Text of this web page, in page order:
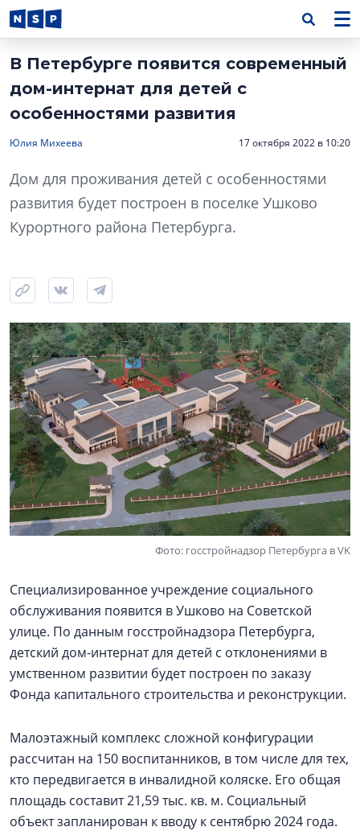
В Петербурге появится современный
дом-интернат для детей с
особенностями развития
Юлия Михеева 17 октября 2022 в 10:20
Дом для проживания детей с особенностями
развития будет построен в поселке Ушково
Курортного района Петербурга.
Фото: госстройнадзор Петербурга в VK
Специализированное учреждение социального
обслуживания появится в Ушково на Советской
улице. По данным госстройнадзора Петербурга,
детский дом-интернат для детей с отклонениями в
умственном развитии будет построен по заказу
Фонда капитального строительства и реконструкции.
Малоэтажный комплекс сложной конфигурации
рассчитан на 150 воспитанников, в том числе для тех,
кто передвигается в инвалидной коляске. Его общая
площадь составит 21,59 тыс. кв. м. Социальный
объект запланирован к вводу к сентябрю 2024 года.